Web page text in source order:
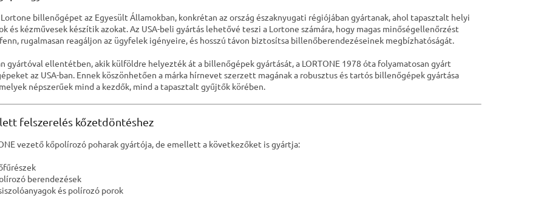
billenőgépet az Egyesült Államokban, konkrétan az ország északnyugati régiójában gyártanak, ahol tapasztalt helyi
és kézművesek készítik azokat. Az USA-beli gyártás lehetővé teszi a Lortone számára, hogy magas minőségellenőrzést
rugalmasan reagáljon az ügyfelek igényeire, és hosszú távon biztosítsa billenőberendezéseinek megbízhatóságát.
gyártóval ellentétben, akik külföldre helyezték át a billenőgépek gyártását, a LORTONE 1978 óta folyamatosan gyárt
az USA-ban. Ennek köszönhetően a márka hírnevet szerzett magának a robusztus és tartós billenőgépek gyártása
népszerűek mind a kezdők, mind a tapasztalt gyűjtők körében.
felszerelés kőzetdöntéshez
vezető kőpolírozó poharak gyártója, de emellett a következőket is gyártja:
berendezések
és polírozó porok